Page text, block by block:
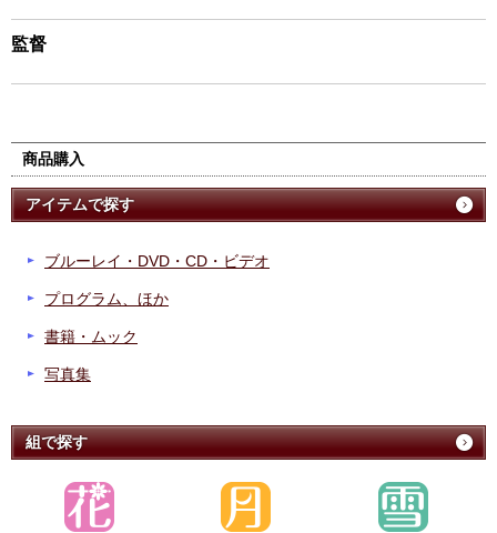
監督
商品購入
アイテムで探す
ブルーレイ・DVD・CD・ビデオ
プログラム、ほか
書籍・ムック
写真集
組で探す